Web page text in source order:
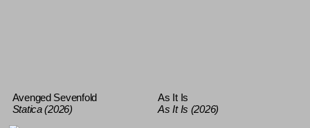
Avenged Sevenfold
Statica (2026)
As It Is
As It Is (2026)